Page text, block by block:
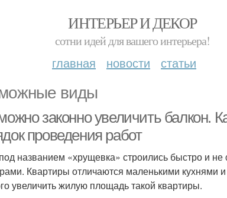
ИНТЕРЬЕР И ДЕКОР
сотни идей для вашего интерьера!
главная новости статьи
виды
законно увеличить балкон.
проведения работ
названием «хрущевка» строились быстро и
Квартиры отличаются маленькими кухнями
увеличить жилую площадь такой квартиры.